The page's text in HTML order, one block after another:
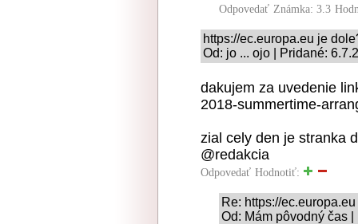
Odpovedať Známka: 3.3
https://ec.europa.eu je
Od: jo ... ojo | Pridané:
dakujem za uvedenie
2018-summertime-
zial cely den je stranka
@redakcia
Odpovedať Hodnotiť:
Re: https://
Od: Mám pôvodný čas